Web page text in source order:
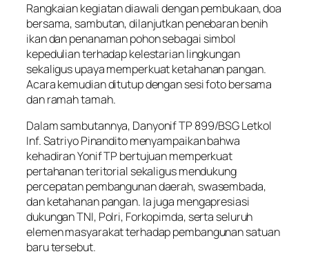
Rangkaian kegiatan diawali dengan pembukaan, doa
bersama, sambutan, dilanjutkan penebaran benih
ikan dan penanaman pohon sebagai simbol
kepedulian terhadap kelestarian lingkungan
sekaligus upaya memperkuat ketahanan pangan.
Acara kemudian ditutup dengan sesi foto bersama
dan ramah tamah.
Dalam sambutannya, Danyonif TP 899/BSG Letkol
Inf. Satriyo Pinandito menyampaikan bahwa
kehadiran Yonif TP bertujuan memperkuat
pertahanan teritorial sekaligus mendukung
percepatan pembangunan daerah, swasembada,
dan ketahanan pangan. Ia juga mengapresiasi
dukungan TNI, Polri, Forkopimda, serta seluruh
elemen masyarakat terhadap pembangunan satuan
baru tersebut.